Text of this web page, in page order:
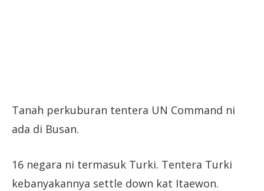
Tanah perkuburan tentera UN Command ni
ada di Busan.
16 negara ni termasuk Turki. Tentera Turki
kebanyakannya settle down kat Itaewon.